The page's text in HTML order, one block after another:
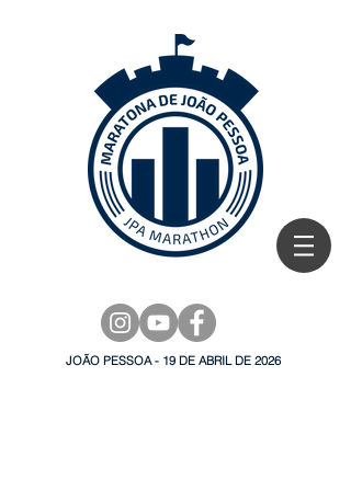
JOÃO PESSOA - 19 DE ABRIL DE 2026